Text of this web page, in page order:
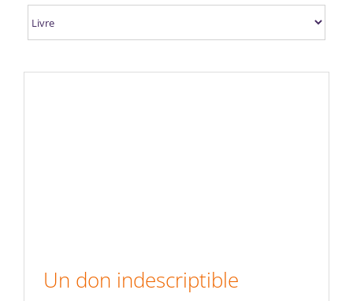
Un don indescriptible